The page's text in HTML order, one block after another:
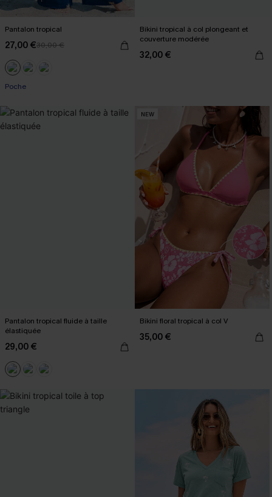
Pantalon tropical
27,00 €30,00 €
Poche
Bikini tropical à col plongeant et
couverture modérée
32,00 €
Pantalon tropical fluide à taille
élastiquée
29,00 €
NEW
Bikini floral tropical à col V
35,00 €